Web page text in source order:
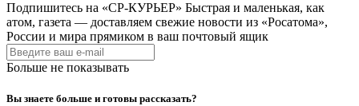
Подпишитесь на «СР-КУРЬЕР» Быстрая и маленькая, как
атом, газета — доставляем свежие новости из «Росатома»,
России и мира прямиком в ваш почтовый ящик
Больше не показывать
Вы знаете больше и готовы рассказать?